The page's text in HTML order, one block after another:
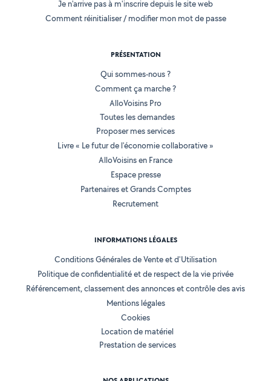
Je n'arrive pas à m'inscrire depuis le site web
Comment réinitialiser / modifier mon mot de passe
PRÉSENTATION
Qui sommes-nous ?
Comment ça marche ?
AlloVoisins Pro
Toutes les demandes
Proposer mes services
Livre « Le futur de l'économie collaborative »
AlloVoisins en France
Espace presse
Partenaires et Grands Comptes
Recrutement
INFORMATIONS LÉGALES
Conditions Générales de Vente et d'Utilisation
Politique de confidentialité et de respect de la vie privée
Référencement, classement des annonces et contrôle des avis
Mentions légales
Cookies
Location de matériel
Prestation de services